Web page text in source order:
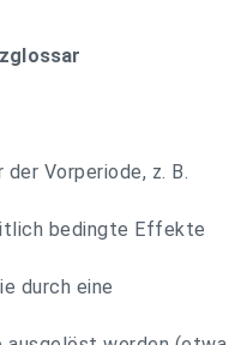
Vorperiode, z. B.
bedingte Effekte
durch eine